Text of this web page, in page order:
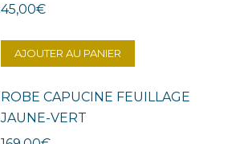
45,00€
AJOUTER AU PANIER
ROBE CAPUCINE FEUILLAGE
JAUNE-VERT